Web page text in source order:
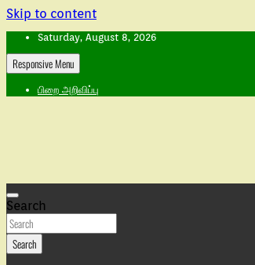
Skip to content
Saturday, August 8, 2026
Responsive Menu
பிறை அறிவிப்பு
Search
Search